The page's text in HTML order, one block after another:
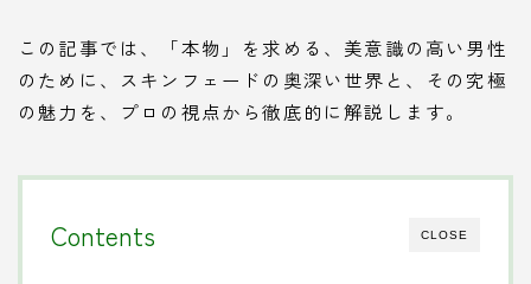
この記事では、「本物」を求める、美意識の高い男性
のために、スキンフェードの奥深い世界と、その究極
の魅力を、プロの視点から徹底的に解説します。
CLOSE
Contents